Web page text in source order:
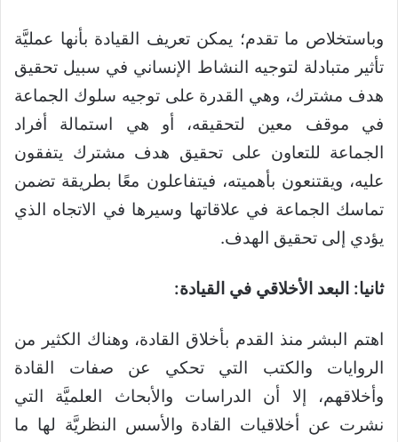
وباستخلاص ما تقدم؛ يمكن تعريف القيادة بأنها عمليَّة
تأثير متبادلة لتوجيه النشاط الإنساني في سبيل تحقيق
هدف مشترك، وهي القدرة على توجيه سلوك الجماعة
في موقف معين لتحقيقه، أو هي استمالة أفراد
الجماعة للتعاون على تحقيق هدف مشترك يتفقون
عليه، ويقتنعون بأهميته، فيتفاعلون معًا بطريقة تضمن
تماسك الجماعة في علاقاتها وسيرها في الاتجاه الذي
يؤدي إلى تحقيق الهدف.
ثانيا: البعد الأخلاقي في القيادة:
اهتم البشر منذ القدم بأخلاق القادة، وهناك الكثير من
الروايات والكتب التي تحكي عن صفات القادة
وأخلاقهم، إلا أن الدراسات والأبحاث العلميَّة التي
نشرت عن أخلاقيات القادة والأسس النظريَّة لها ما